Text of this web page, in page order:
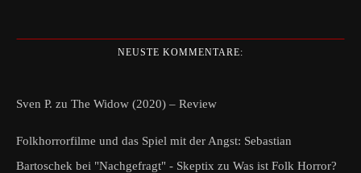
NEUSTE KOMMENTARE:
Sven P. zu The Widow (2020) – Review
Folkhorrorfilme und das Spiel mit der Angst: Sebastian
Bartoschek bei "Nachgefragt" - Skeptix zu Was ist Folk Horror?